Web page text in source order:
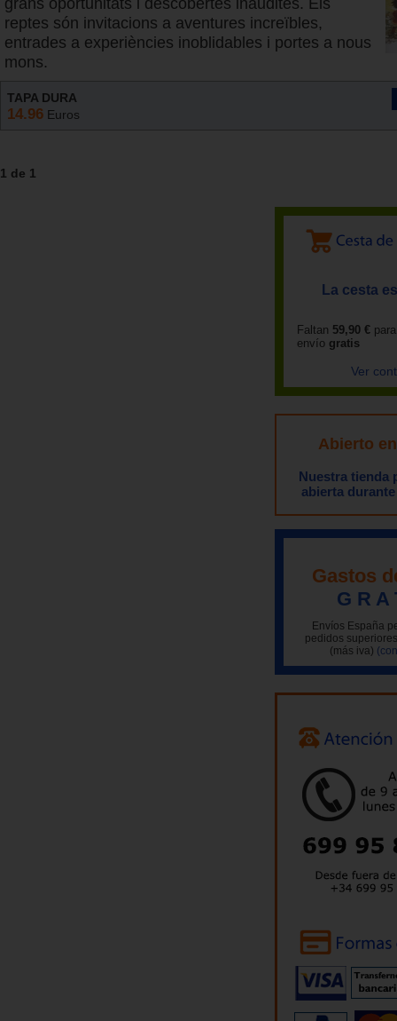
grans oportunitats i descobertes inaudites. Els
reptes són invitacions a aventures increïbles,
entrades a experiències inoblidables i portes a nous
mons.
TAPA DURA
14.96 Euros
1 de 1
La cesta
Faltan 59,90 €
envío gratis
Ver
Abierto
Nuestra tienda
abierta
Gastos
G R A
Envíos España
pedidos
(más iva)